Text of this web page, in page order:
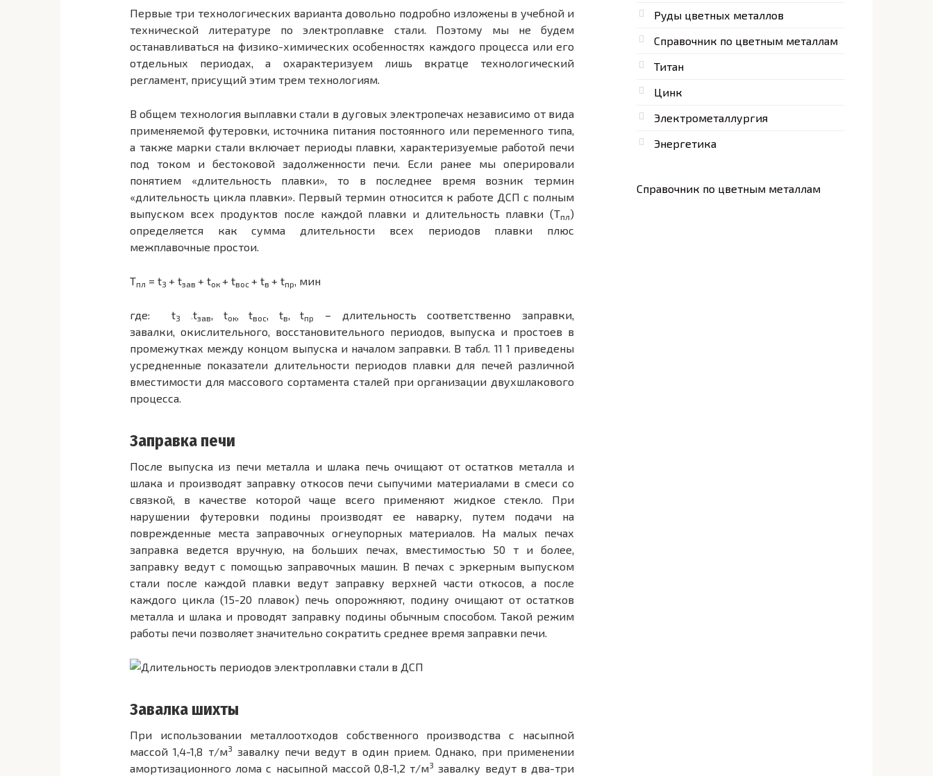
Первые три технологических варианта довольно подробно изложены в учебной и
технической литературе по электроплавке стали. Поэтому мы не будем
останавливаться на физико-химических особенностях каждого процесса или его
отдельных периодах, а охарактеризуем лишь вкратце технологический
регламент, присущий этим трем технологиям.
В общем технология выплавки стали в дуговых электропечах независимо от вида
применяемой футеровки, источника питания постоянного или переменного типа,
а также марки стали включает периоды плавки, характеризуемые работой печи
под током и бестоковой задолженности печи. Если ранее мы оперировали
понятием «длительность плавки», то в последнее время возник термин
«длительность цикла плавки». Первый термин относится к работе ДСП с полным
выпуском всех продуктов после каждой плавки и длительность плавки (Тпл)
определяется как сумма длительности всех периодов плавки плюс
межплавочные простои.
Тпл = t3 + tзав + tок + tвос + tв + tпр, мин
где: t3 tзав, tок, tвос, tв, tпр
– длительность соответственно заправки,
завалки, окислительного, восстановительного периодов, выпуска и простоев в
промежутках между концом выпуска и началом заправки. В табл. 11 1 приведены
усредненные показатели длительности периодов плавки для печей различной
вместимости для массового сортамента сталей при организации двухшлакового
процесса.
Заправка печи
После выпуска из печи металла и шлака печь очищают от остатков металла и
шлака и производят заправку откосов печи сыпучими материалами в смеси со
связкой, в качестве которой чаще всего применяют жидкое стекло. При
нарушении футеровки подины производят ее наварку, путем подачи на
поврежденные места заправочных огнеупорных материалов. На малых печах
заправка ведется вручную, на больших печах, вместимостью 50 т и более,
заправку ведут с помощью заправочных машин. В печах с эркерным выпуском
стали после каждой плавки ведут за­правку верхней части откосов, а после
каждого цикла (15-20 плавок) печь опорожняют, подину очищают от остатков
металла и шлака и проводят заправку подины обычным способом. Такой режим
работы печи позволяет значительно сократить среднее время заправки печи.
Завалка шихты
При использовании металлоотходов собственного производства с насыпной
массой 1,4-1,8 т/м3 завалку печи ведут в один прием. Однако, при применении
амортизационного лома с насыпной массой 0,8-1,2 т/м3 завалку ведут в два-три
Руды цветных металлов
Справочник по цветным металлам
Титан
Цинк
Электрометаллургия
Энергетика
Справочник по цветным металлам